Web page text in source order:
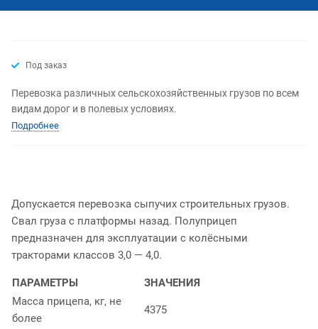
Под заказ
Перевозка различных сельскохозяйственных грузов по всем
видам дорог и в полевых условиях.
Подробнее
Допускается перевозка сыпучих строительных грузов.
Свал груза с платформы назад. Полуприцеп
предназначен для эксплуатации с колёсными
тракторами классов 3,0 — 4,0.
ПАРАМЕТРЫ
ЗНАЧЕНИЯ
Масса прицепа, кг, не
более
4375